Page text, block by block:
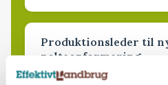
Produktionsleder til
polteopformering
Avl/opformering